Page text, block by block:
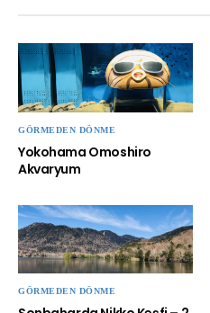
GÖRMEDEN DÖNME
Yokohama Omoshiro
Akvaryum
GÖRMEDEN DÖNME